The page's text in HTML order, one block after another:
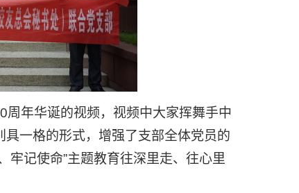
周年华诞的视频，视频中大家挥舞手中
具一格的形式，增强了支部全体党员的
牢记使命”主题教育往深里走、往心里